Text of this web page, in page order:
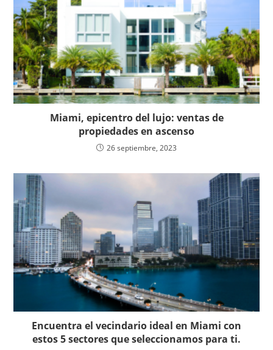
Miami, epicentro del lujo: ventas de
propiedades en ascenso
26 septiembre, 2023
Encuentra el vecindario ideal en Miami con
estos 5 sectores que seleccionamos para ti.